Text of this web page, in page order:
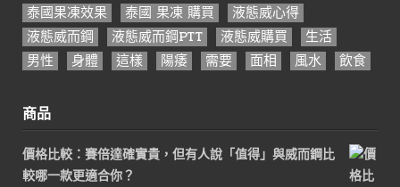
泰國果凍效果
泰國 果凍 購買
液態威心得
液態威而鋼
液態威而鋼PTT 液態威購買
生活
男性
身體 這樣 陽痿 需要 面相 風水 飲食
商品
價格比較：賽倍達確實貴，但有人說「值得」與威而鋼比
較哪一款更適合你？